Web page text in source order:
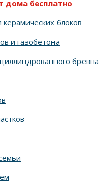
Агат тёмный (Керамейя)
вторым этажом
проекты домов
дома бесплатно
блоков
и газобетона
бревна